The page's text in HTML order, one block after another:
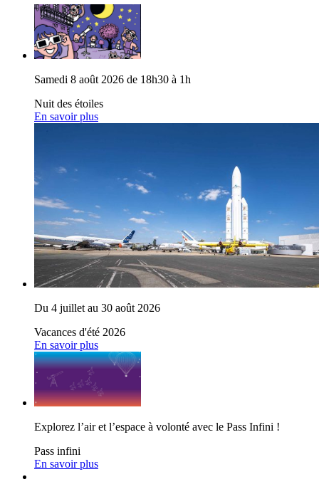
Samedi 8 août 2026 de 18h30 à 1h
Nuit des étoiles
En savoir plus
Du 4 juillet au 30 août 2026
Vacances d'été 2026
En savoir plus
Explorez l’air et l’espace à volonté avec le Pass Infini !
Pass infini
En savoir plus